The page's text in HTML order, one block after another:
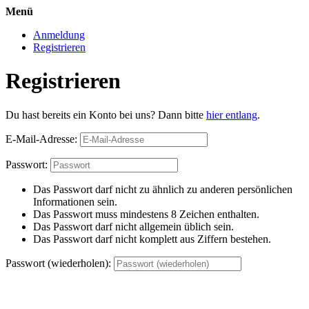
Menü
Anmeldung
Registrieren
Registrieren
Du hast bereits ein Konto bei uns? Dann bitte hier entlang.
E-Mail-Adresse:
Passwort:
Das Passwort darf nicht zu ähnlich zu anderen persönlichen
Informationen sein.
Das Passwort muss mindestens 8 Zeichen enthalten.
Das Passwort darf nicht allgemein üblich sein.
Das Passwort darf nicht komplett aus Ziffern bestehen.
Passwort (wiederholen):